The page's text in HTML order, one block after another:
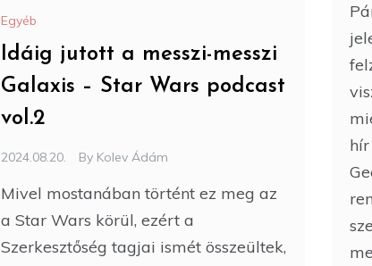
Egyéb
Idáig jutott a messzi-messzi
Galaxis – Star Wars podcast
vol.2
2024.08.20. By Kolev Ádám
Mivel mostanában történt ez meg az
a Star Wars körül, ezért a
Szerkesztőség tagjai ismét összeültek,